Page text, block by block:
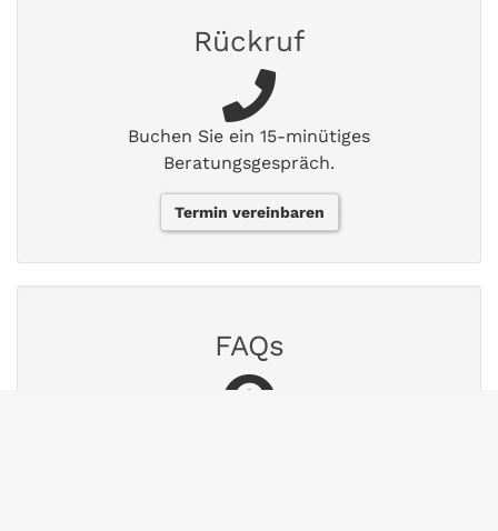
Rückruf
Buchen Sie ein 15-minütiges
Beratungsgespräch.
Termin vereinbaren
FAQs